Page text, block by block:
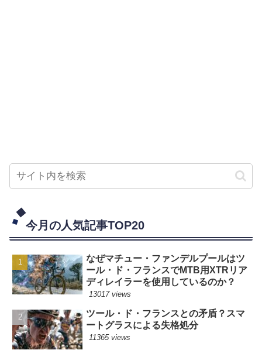
今月の人気記事TOP20
なぜマチュー・ファンデルプールはツ
ール・ド・フランスでMTB用XTRリア
ディレイラーを使用しているのか？
13017 views
ツール・ド・フランスとの矛盾？スマ
ートグラスによる失格処分
11365 views